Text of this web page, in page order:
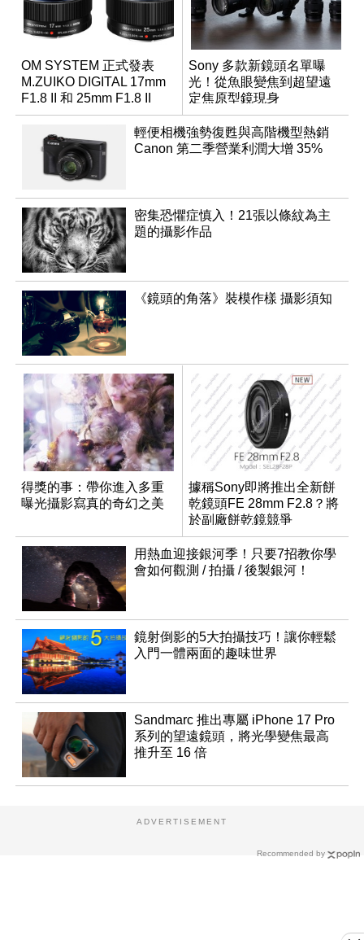
OM SYSTEM 正式發表
M.ZUIKO DIGITAL 17mm
F1.8 II 和 25mm F1.8 II
Sony 多款新鏡頭名單曝
光！從魚眼變焦到超望遠
定焦原型鏡現身
輕便相機強勢復甦與高階機型熱銷
Canon 第二季營業利潤大增 35%
密集恐懼症慎入！21張以條紋為主
題的攝影作品
《鏡頭的角落》裝模作樣 攝影須知
得獎的事：帶你進入多重
曝光攝影寫真的奇幻之美
據稱Sony即將推出全新餅
乾鏡頭FE 28mm F2.8？將
於副廠餅乾鏡競爭
用熱血迎接銀河季！只要7招教你學
會如何觀測 / 拍攝 / 後製銀河！
鏡射倒影的5大拍攝技巧！讓你輕鬆
入門一體兩面的趣味世界
Sandmarc 推出專屬 iPhone 17 Pro
系列的望遠鏡頭，將光學變焦最高
推升至 16 倍
Recommended by
ADVERTISEMENT